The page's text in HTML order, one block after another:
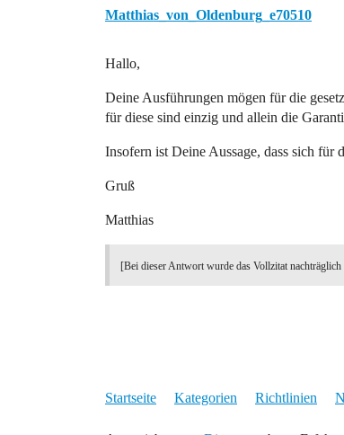
Matthias_von_Oldenburg_e70510
Hallo,
Deine Ausführungen mögen für die
für diese sind einzig und allein die
Insofern ist Deine Aussage, dass sich für
Gruß
Matthias
[Bei dieser Antwort wurde das Vollzitat nachträglich
Startseite Kategorien Richtlinien